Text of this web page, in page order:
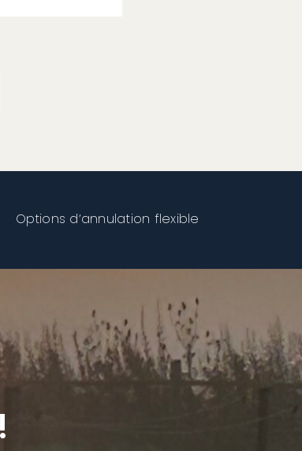
Options d’annulation flexible